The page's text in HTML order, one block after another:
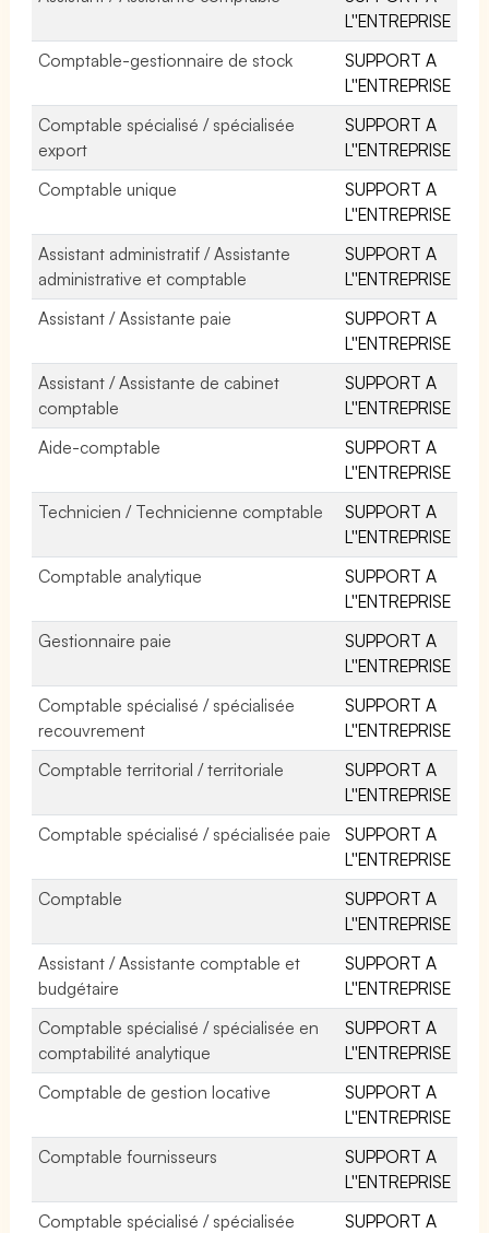
L''ENTREPRISE
Comptable-gestionnaire de stock
SUPPORT A
L''ENTREPRISE
Comptable spécialisé / spécialisée
export
SUPPORT A
L''ENTREPRISE
Comptable unique
SUPPORT A
L''ENTREPRISE
Assistant administratif / Assistante
administrative et comptable
SUPPORT A
L''ENTREPRISE
Assistant / Assistante paie
SUPPORT A
L''ENTREPRISE
Assistant / Assistante de cabinet
comptable
SUPPORT A
L''ENTREPRISE
Aide-comptable
SUPPORT A
L''ENTREPRISE
Technicien / Technicienne comptable
SUPPORT A
L''ENTREPRISE
Comptable analytique
SUPPORT A
L''ENTREPRISE
Gestionnaire paie
SUPPORT A
L''ENTREPRISE
Comptable spécialisé / spécialisée
recouvrement
SUPPORT A
L''ENTREPRISE
Comptable territorial / territoriale
SUPPORT A
L''ENTREPRISE
Comptable spécialisé / spécialisée paie
SUPPORT A
L''ENTREPRISE
Comptable
SUPPORT A
L''ENTREPRISE
Assistant / Assistante comptable et
budgétaire
SUPPORT A
L''ENTREPRISE
Comptable spécialisé / spécialisée en
comptabilité analytique
SUPPORT A
L''ENTREPRISE
Comptable de gestion locative
SUPPORT A
L''ENTREPRISE
Comptable fournisseurs
SUPPORT A
L''ENTREPRISE
Comptable spécialisé / spécialisée
SUPPORT A